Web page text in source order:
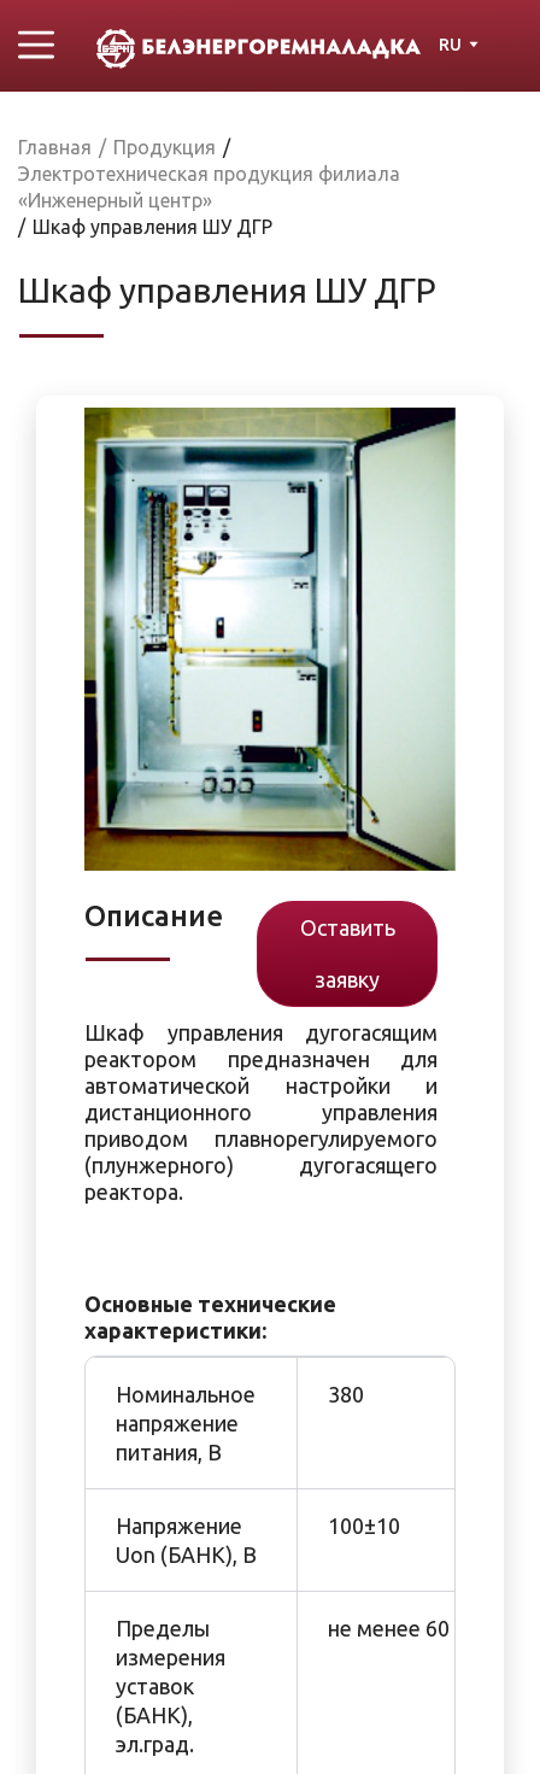
RU
Главная / Продукция /
Электротехническая продукция филиала
«Инженерный центр»
/ Шкаф управления ШУ ДГР
Шкаф управления ШУ ДГР
Описание Оставить
заявку
Шкаф управления дугогасящим
реактором предназначен для
автоматической настройки и
дистанционного управления
приводом плавнорегулируемого
(плунжерного) дугогасящего
реактора.
Основные технические
характеристики:
Номинальное
напряжение
питания, В
380
Напряжение
Uon (БАНК), В
100±10
Пределы
измерения
уставок
(БАНК),
эл.град.
не менее 60